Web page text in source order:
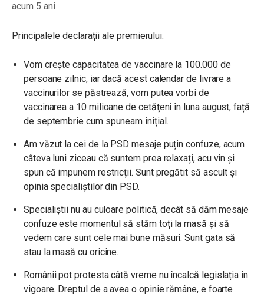
acum 5 ani
Principalele declarații ale premierului:
Vom creşte capacitatea de vaccinare la 100.000 de
persoane zilnic, iar dacă acest calendar de livrare a
vaccinurilor se păstrează, vom putea vorbi de
vaccinarea a 10 milioane de cetăţeni în luna august, față
de septembrie cum spuneam inițial.
Am văzut la cei de la PSD mesaje puțin confuze, acum
câteva luni ziceau că suntem prea relaxați, acu vin și
spun că impunem restricții. Sunt pregătit să ascult și
opinia specialiștilor din PSD.
Specialiștii nu au culoare politică, decât să dăm mesaje
confuze este momentul să stăm toți la masă și să
vedem care sunt cele mai bune măsuri. Sunt gata să
stau la masă cu oricine.
Românii pot protesta câtă vreme nu încalcă legislația în
vigoare. Dreptul de a avea o opinie rămâne, e foarte